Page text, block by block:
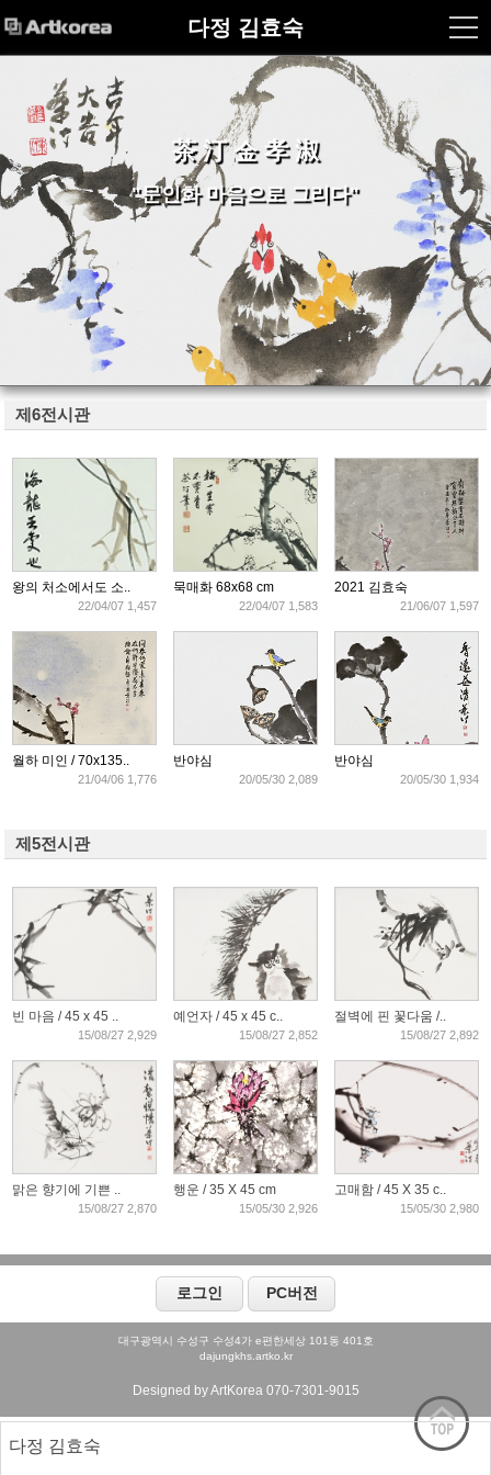
다정 김효숙
茶 汀 金 孝 淑
"문인화 마음으로 그리다"
제6전시관
왕의 처소에서도 소..
22/04/07 1,457
묵매화 68x68 cm
22/04/07 1,583
2021 김효숙
21/06/07 1,597
월하 미인 / 70x135..
21/04/06 1,776
반야심
20/05/30 2,089
반야심
20/05/30 1,934
제5전시관
빈 마음 / 45 x 45 ..
15/08/27 2,929
예언자 / 45 x 45 c..
15/08/27 2,852
절벽에 핀 꽃다움 /..
15/08/27 2,892
맑은 향기에 기쁜 ..
15/08/27 2,870
행운 / 35 X 45 cm
15/05/30 2,926
고매함 / 45 X 35 c..
15/05/30 2,980
대구광역시 수성구 수성4가 e편한세상 101동 401호
dajungkhs.artko.kr
Designed by ArtKorea 070-7301-9015
다정 김효숙